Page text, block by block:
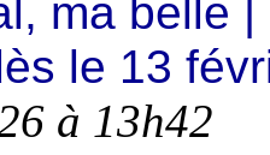
ma belle
le 13
à 13h42